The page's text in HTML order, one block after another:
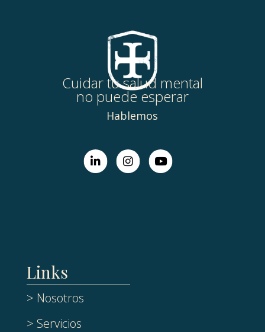
Cuidar tu salud mental
no puede esperar
Hablemos
Links
> Nosotros
> Servicios